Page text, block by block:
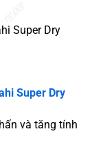
Super Dry
Super Dry
và tăng tính